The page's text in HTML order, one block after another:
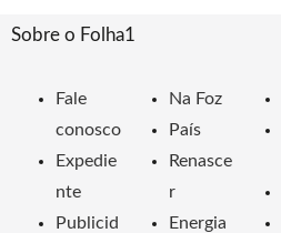
Sobre o Folha1
Fale
conosco
Expedie
nte
Publicid
Na Foz
País
Renasce
r
Energia